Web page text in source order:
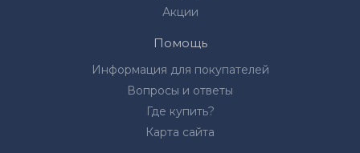
Акции
Помощь
Информация для покупателей
Вопросы и ответы
Где купить?
Карта сайта